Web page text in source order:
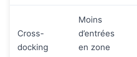
Cross-
docking
Moins
d’entrées
en zone